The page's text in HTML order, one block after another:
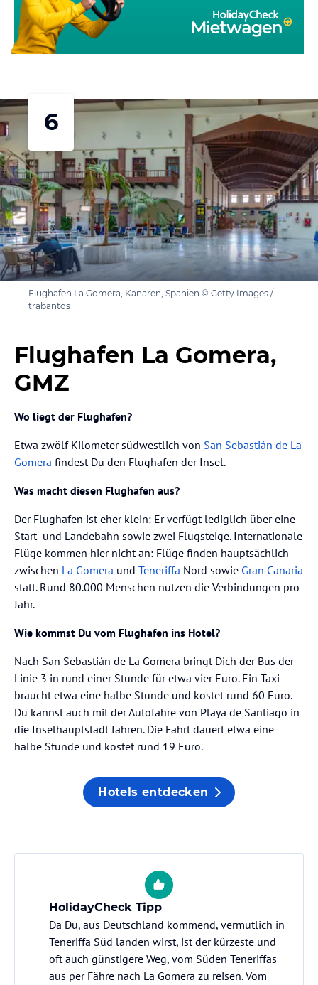
6
Flughafen La Gomera, Kanaren, Spanien © Getty Images /
trabantos
Flughafen La Gomera,
GMZ
Wo liegt der Flughafen?
Etwa zwölf Kilometer südwestlich von San Sebastián de La
Gomera findest Du den Flughafen der Insel.
Was macht diesen Flughafen aus?
Der Flughafen ist eher klein: Er verfügt lediglich über eine
Start- und Landebahn sowie zwei Flugsteige. Internationale
Flüge kommen hier nicht an: Flüge finden hauptsächlich
zwischen La Gomera und Teneriffa Nord sowie Gran Canaria
statt. Rund 80.000 Menschen nutzen die Verbindungen pro
Jahr.
Wie kommst Du vom Flughafen ins Hotel?
Nach San Sebastián de La Gomera bringt Dich der Bus der
Linie 3 in rund einer Stunde für etwa vier Euro. Ein Taxi
braucht etwa eine halbe Stunde und kostet rund 60 Euro.
Du kannst auch mit der Autofähre von Playa de Santiago in
die Inselhauptstadt fahren. Die Fahrt dauert etwa eine
halbe Stunde und kostet rund 19 Euro.
Hotels entdecken
HolidayCheck Tipp
Da Du, aus Deutschland kommend, vermutlich in
Teneriffa Süd landen wirst, ist der kürzeste und
oft auch günstigere Weg, vom Süden Teneriffas
aus per Fähre nach La Gomera zu reisen. Vom